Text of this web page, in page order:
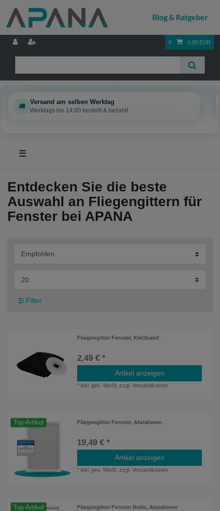
0 0,00 EUR
🚚
Versand am selben Werktag
Werktags bis 14:00 bestellt & bezahlt
☰
Entdecken Sie die beste
Auswahl an Fliegengittern für
Fenster bei APANA
Filter
Fliegengitter Fenster, Klettband
2,49 € *
Artikel anzeigen
* inkl. ges. MwSt. zzgl.Versandkosten
Top-Artikel Fliegengitter Fenster, Alurahmen
19,49 € *
Artikel anzeigen
* inkl. ges. MwSt. zzgl.Versandkosten
Top-Artikel Fliegengitter Fenster Rollo, Alurahmen